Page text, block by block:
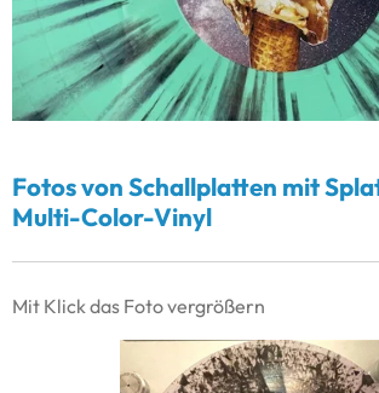
Fotos von Schallplatten mit
Multi-Color-Vinyl
Mit Klick das Foto vergrößern